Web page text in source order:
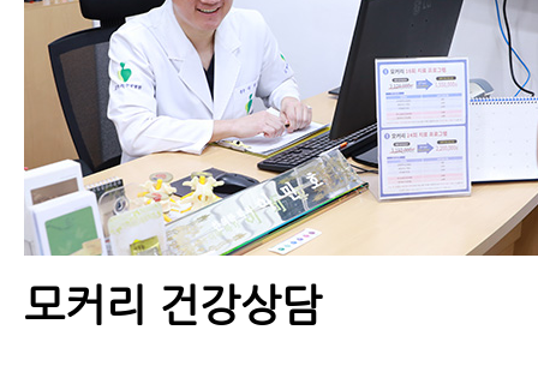
허리디스크 환자가 하지
말아야 할 앉는 자세 6가
지
모커리 건강상담